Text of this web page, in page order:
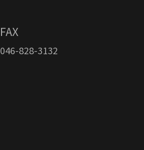
FAX
046-828-3132